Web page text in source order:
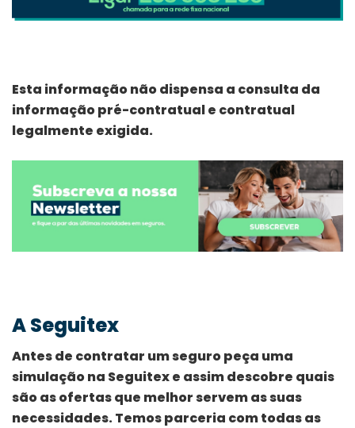
Esta informação não dispensa a consulta da
informação pré-contratual e contratual
legalmente exigida.
A Seguitex
Antes de contratar um seguro peça uma
simulação na Seguitex e assim descobre quais
são as ofertas que melhor servem as suas
necessidades. Temos parceria com todas as